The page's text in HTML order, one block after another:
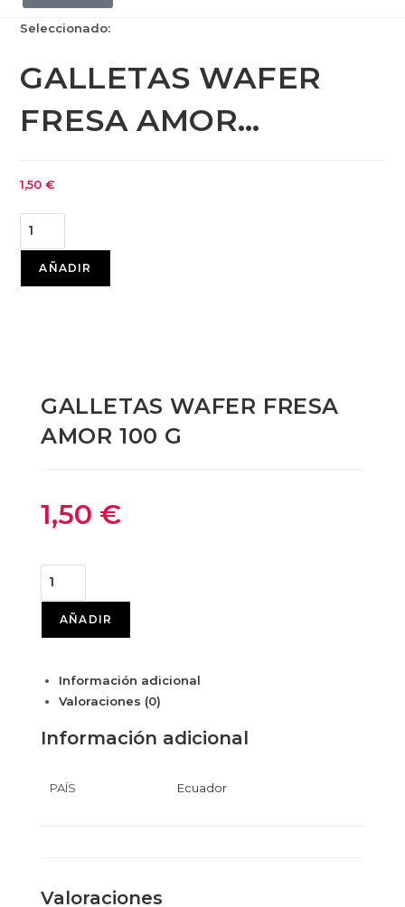
Seleccionado:
GALLETAS WAFER
FRESA AMOR…
1,50€
AÑADIR
GALLETAS WAFER FRESA
AMOR 100 G
1,50 €
AÑADIR
Información adicional
Valoraciones (0)
Información adicional
PAÍS Ecuador
Valoraciones